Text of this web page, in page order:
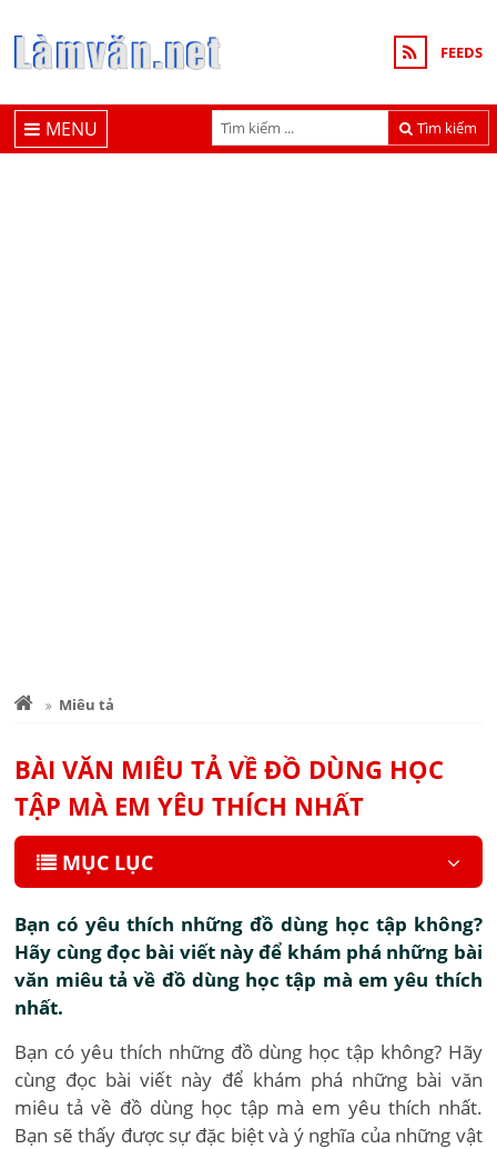
FEEDS
Tìm kiếm
MENU
Miêu tả
BÀI VĂN MIÊU TẢ VỀ ĐỒ DÙNG HỌC
TẬP MÀ EM YÊU THÍCH NHẤT
MỤC LỤC
Bạn có yêu thích những đồ dùng học tập không?
Hãy cùng đọc bài viết này để khám phá những bài
văn miêu tả về đồ dùng học tập mà em yêu thích
nhất.
Bạn có yêu thích những đồ dùng học tập không? Hãy
cùng đọc bài viết này để khám phá những bài văn
miêu tả về đồ dùng học tập mà em yêu thích nhất.
Bạn sẽ thấy được sự đặc biệt và ý nghĩa của những vật